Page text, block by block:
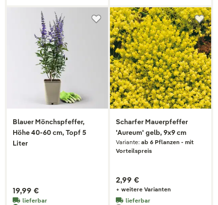
Blauer Mönchspfeffer,
Höhe 40-60 cm, Topf 5
Liter
19,99 €
lieferbar
Scharfer Mauerpfeffer
'Aureum' gelb, 9x9 cm
Variante: ab 6 Pflanzen - mit
Vorteilspreis
2,99 €
+ weitere Varianten
lieferbar